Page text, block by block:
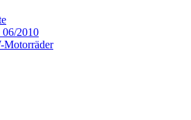
06/2010
Motorräder